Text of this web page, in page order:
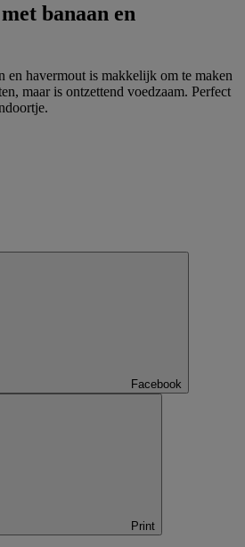
banaan en
en havermout is makkelijk om te maken
maar is ontzettend voedzaam. Perfect
Facebook
Print